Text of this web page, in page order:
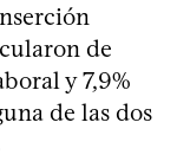
de
y 7,9%
de las dos